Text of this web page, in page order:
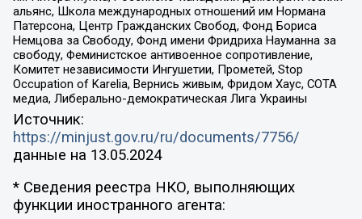
альянс, Школа международных отношений им Нормана
Патерсона, Центр Гражданских Свобод, Фонд Бориса
Немцова за Свободу, Фонд имени Фридриха Науманна за
свободу, Феминистское антивоенное сопротивление,
Комитет независимости Ингушетии, Прометей, Stop
Occupation of Karelia, Вернись живым, Фридом Хаус, СОТА
медиа, Либерально-демократическая Лига Украины
Источник:
https://minjust.gov.ru/ru/documents/7756/
данные на 13.05.2024
* Сведения реестра НКО, выполняющих
функции иностранного агента: